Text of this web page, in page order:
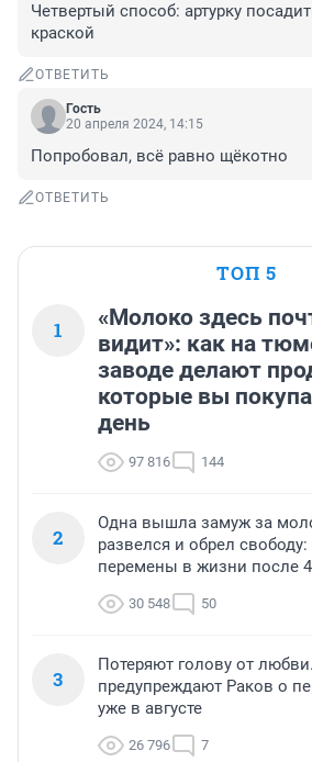
Четвертый способ: артурку
краской
ОТВЕТИТЬ
Гость
20 апреля 2024, 14:15
Попробовал, всё равно щёкотно
ОТВЕТИТЬ
ТОП 5
1
«Молоко здесь
видит»: как на
заводе делают
которые вы
день
97 816 144
2
Одна вышла замуж за
развелся и обрел
перемены в жизни после
30 548 50
3
Потеряют голову от
предупреждают Раков о
уже в августе
26 796 7